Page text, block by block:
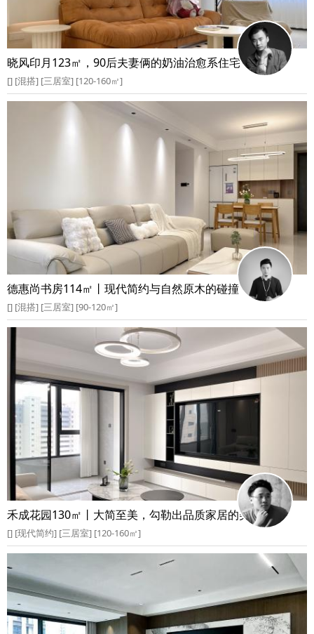
晓风印月123㎡，90后夫妻俩的奶油治愈系住宅
[] [混搭] [三居室] [120-160㎡]
德惠尚书房114㎡丨现代简约与自然原木的碰撞
[] [混搭] [三居室] [90-120㎡]
禾成花园130㎡丨大简至美，勾勒出品质家居的美好空间
[] [现代简约] [三居室] [120-160㎡]